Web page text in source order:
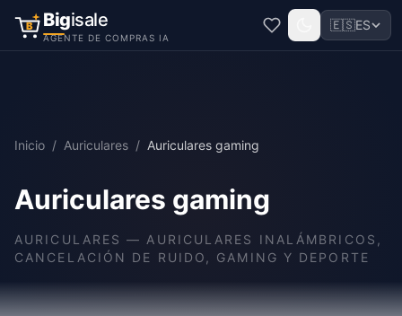
B Bigisale
AGENTE DE COMPRAS IA
🇪🇸ES
Inicio / Auriculares / Auriculares gaming
Auriculares gaming
AURICULARES — AURICULARES INALÁMBRICOS,
CANCELACIÓN DE RUIDO, GAMING Y DEPORTE